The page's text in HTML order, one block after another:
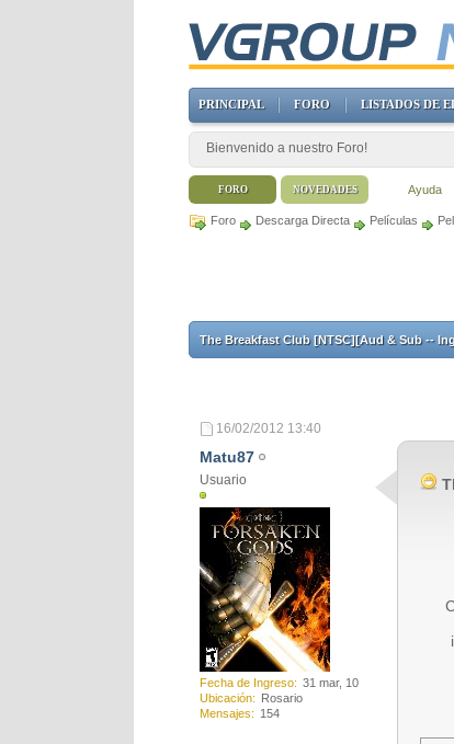
Foro Descarga Directa Películas
The Breakfast Club [NTSC][Aud & Sub --
16/02/2012 13:40
Matu87
Usuario
Fecha de Ingreso
31 mar, 10
Ubicación
Rosario
Mensajes
154
PRINCIPAL FORO LISTADOS DE
Bienvenido a nuestro Foro!
FORO Ayuda
NOVEDADES